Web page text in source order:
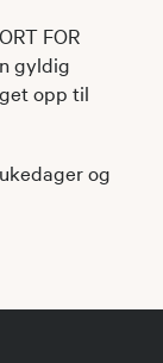
FOR
gyldig
opp til
og